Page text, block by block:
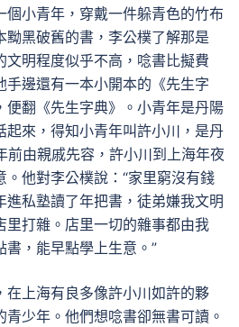
個小青年，穿戴一件躲青色的竹布
黝黑破舊的書，李公樸了解那是
文明程度似乎不高，唸書比擬費
手邊還有一本小開本的《先生字
便翻《先生字典》。小青年是丹陽
起來，得知小青年叫許小川，是丹
前由親戚先容，許小川到上海年夜
。他對李公樸說：“家里窮沒有錢
私塾讀了年把書，徒弟嫌我文明
里打雜。店里一切的雜事都由我
，能早點學上生意。”
在上海有良多像許小川如許的夥
少年。他們想唸書卻無書可讀。